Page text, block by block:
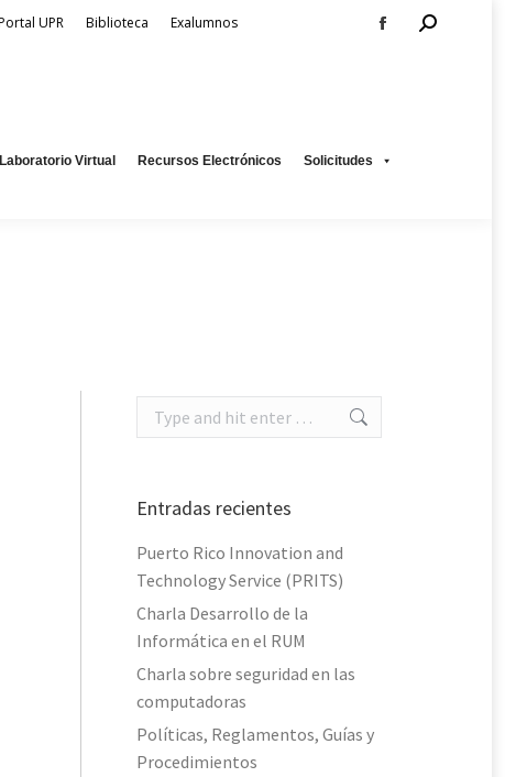
UPR Biblioteca Exalumnos
Facebook
Search:
Laboratorio Virtual Recursos Electrónicos Solicitudes
Search:
Entradas recientes
Puerto Rico Innovation and
Technology Service (PRITS)
Charla Desarrollo de la
Informática en el RUM
Charla sobre seguridad en las
computadoras
Políticas, Reglamentos, Guías y
Procedimientos